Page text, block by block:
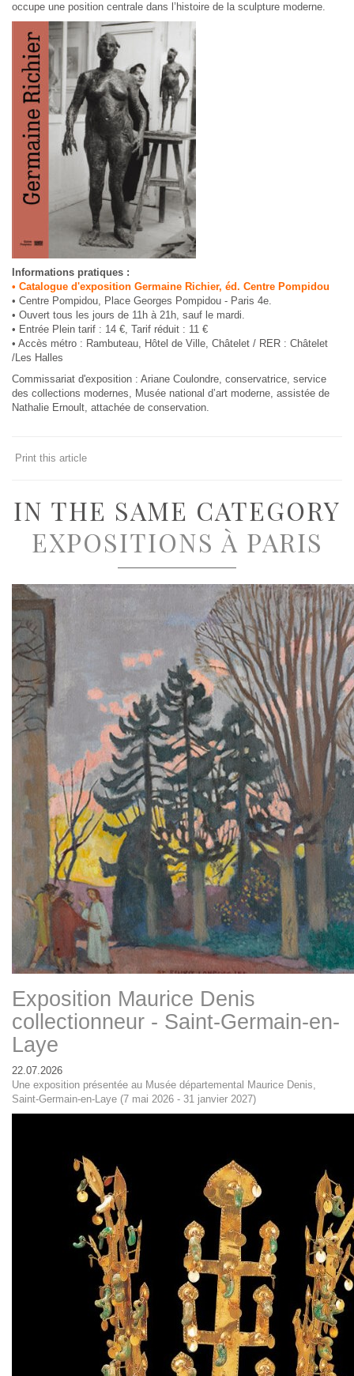
occupe une position centrale dans l’histoire de la sculpture moderne.
Informations pratiques :
• Catalogue d'exposition Germaine Richier, éd. Centre Pompidou
• Centre Pompidou, Place Georges Pompidou - Paris 4e.
• Ouvert tous les jours de 11h à 21h, sauf le mardi.
• Entrée Plein tarif : 14 €, Tarif réduit : 11 €
• Accès métro : Rambuteau, Hôtel de Ville, Châtelet / RER : Châtelet
/Les Halles
Commissariat d'exposition : Ariane Coulondre, conservatrice, service
des collections modernes, Musée national d’art moderne, assistée de
Nathalie Ernoult, attachée de conservation.
Print this article
IN THE SAME CATEGORY
EXPOSITIONS À PARIS
Exposition Maurice Denis
collectionneur - Saint-Germain-en-
Laye
22.07.2026
Une exposition présentée au Musée départemental Maurice Denis,
Saint-Germain-en-Laye (7 mai 2026 - 31 janvier 2027)